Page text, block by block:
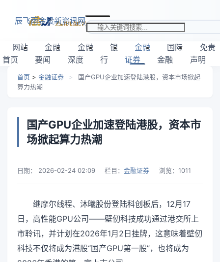
辰飞雨金股新资讯网
搜索关键词
网站
首页
金融
要闻
金融
深度
银
行
金融
证券
国际
金融
免责
声明
首页 > 金融证券 >
国产GPU企业加速登陆港股，资本市场掀起
算力热潮
国产GPU企业加速登陆港股，资本市
场掀起算力热潮
日期： 2026-02-24 02:09 栏目： 金融证券 浏览： 1011
继摩尔线程、沐曦股份登陆科创板后，12月17
日，高性能GPU公司——壁仞科技成功通过港交所上
市聆讯，并计划在2026年1月2日挂牌，这意味着壁仞
科技不仅将成为港股“国产GPU第一股”，也将成为